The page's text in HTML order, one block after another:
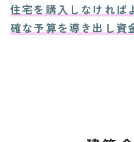
住宅を購入しなければ
確な予算を導き出し資